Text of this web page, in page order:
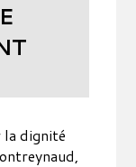
la dignité